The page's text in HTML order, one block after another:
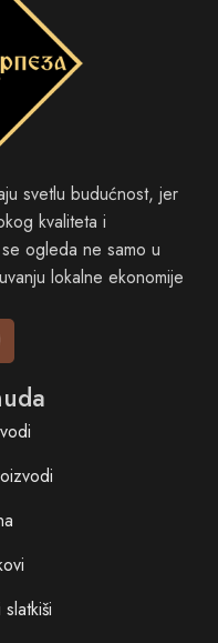
svetlu budućnost, jer
kvaliteta i
ogleda ne samo u
lokalne ekonomije